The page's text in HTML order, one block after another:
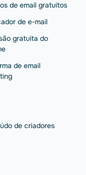
de email gratuitos
de e-mail
gratuita do
de email
de criadores